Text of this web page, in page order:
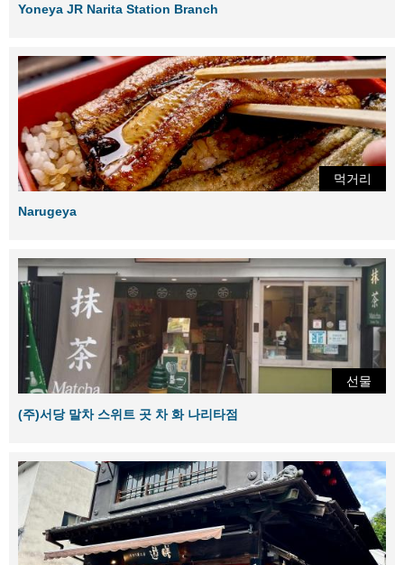
Yoneya JR Narita Station Branch
먹거리
Narugeya
선물
(주)서당 말차 스위트 곳 차 화 나리타점